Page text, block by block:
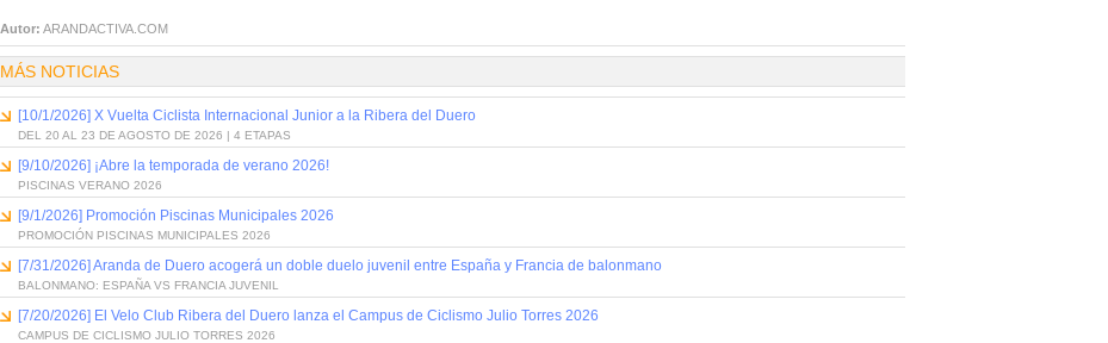
Autor: ARANDACTIVA.COM
MÁS NOTICIAS
[10/1/2026] X Vuelta Ciclista Internacional Junior a la Ribera del Duero
DEL 20 AL 23 DE AGOSTO DE 2026 | 4 ETAPAS
[9/10/2026] ¡Abre la temporada de verano 2026!
PISCINAS VERANO 2026
[9/1/2026] Promoción Piscinas Municipales 2026
PROMOCIÓN PISCINAS MUNICIPALES 2026
[7/31/2026] Aranda de Duero acogerá un doble duelo juvenil entre España y Francia de balonmano
BALONMANO: ESPAÑA VS FRANCIA JUVENIL
[7/20/2026] El Velo Club Ribera del Duero lanza el Campus de Ciclismo Julio Torres 2026
CAMPUS DE CICLISMO JULIO TORRES 2026